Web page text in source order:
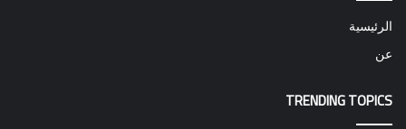
الرئيسية
عن
TRENDING TOPICS